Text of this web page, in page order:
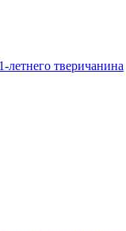
тверичанина